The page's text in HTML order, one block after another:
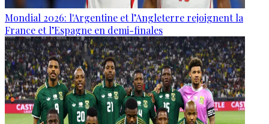
Mondial 2026: l'Argentine et l’Angleterre rejoignent la
France et l’Espagne en demi-finales